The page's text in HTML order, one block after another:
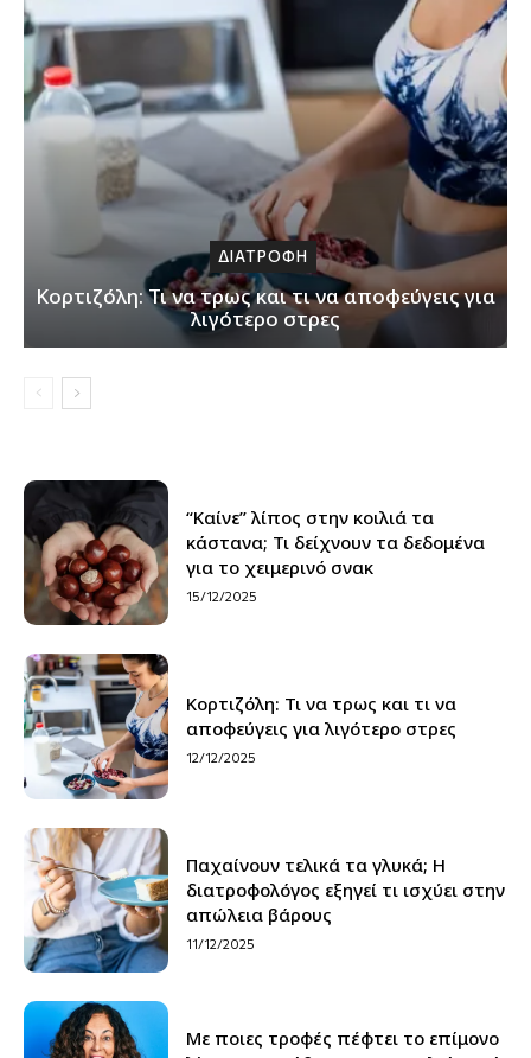
ΔΙΑΤΡΟΦΗ
Κορτιζόλη: Τι να τρως και τι να αποφεύγεις για
λιγότερο στρες
“Καίνε” λίπος στην κοιλιά τα
κάστανα; Τι δείχνουν τα δεδομένα
για το χειμερινό σνακ
15/12/2025
Κορτιζόλη: Τι να τρως και τι να
αποφεύγεις για λιγότερο στρες
12/12/2025
Παχαίνουν τελικά τα γλυκά; Η
διατροφολόγος εξηγεί τι ισχύει στην
απώλεια βάρους
11/12/2025
Με ποιες τροφές πέφτει το επίμονο